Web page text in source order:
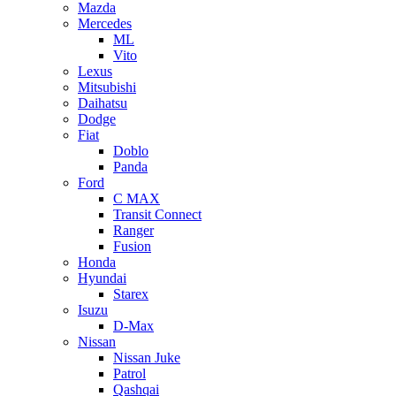
Mazda
Mercedes
ML
Vito
Lexus
Mitsubishi
Daihatsu
Dodge
Fiat
Doblo
Panda
Ford
C MAX
Transit Connect
Ranger
Fusion
Honda
Hyundai
Starex
Isuzu
D-Max
Nissan
Nissan Juke
Patrol
Qashqai